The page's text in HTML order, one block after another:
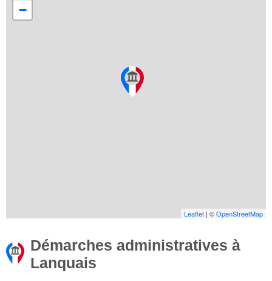
−
Leaflet | ©OpenStreetMap
Démarches administratives à
Lanquais